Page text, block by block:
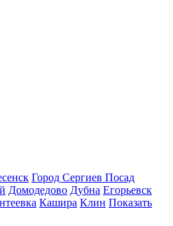
Город Сергиев Посад
Домодедово Дубна Егорьевск
Кашира Клин Показать